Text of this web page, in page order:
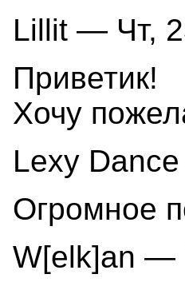
Lillit — Чт,
Приветик!
Хочу
Lexy
Огромное
W[elk]an —